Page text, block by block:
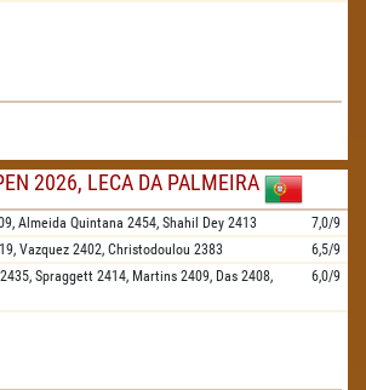
2026, LECA DA PALMEIRA
Almeida Quintana 2454, Shahil Dey 2413
7,0/9
Vazquez 2402, Christodoulou 2383
6,5/9
2435, Spraggett 2414, Martins 2409, Das 2408,
6,0/9